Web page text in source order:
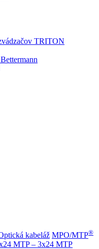
TRITON
kabeláž MPO/MTP®
MTP – 3x24 MTP